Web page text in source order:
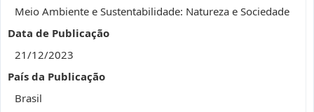
Meio Ambiente e Sustentabilidade: Natureza e Sociedade
Data de Publicação
21/12/2023
País da Publicação
Brasil